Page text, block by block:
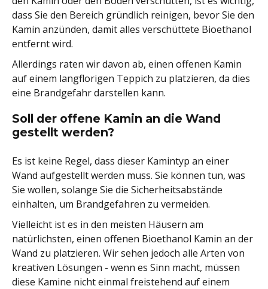
dass Sie den Bereich gründlich reinigen, bevor Sie den
Kamin anzünden, damit alles verschüttete Bioethanol
entfernt wird.
Allerdings raten wir davon ab, einen offenen Kamin
auf einem langflorigen Teppich zu platzieren, da dies
eine Brandgefahr darstellen kann.
Soll der offene Kamin an die Wand
gestellt werden?
Es ist keine Regel, dass dieser Kamintyp an einer
Wand aufgestellt werden muss. Sie können tun, was
Sie wollen, solange Sie die Sicherheitsabstände
einhalten, um Brandgefahren zu vermeiden.
Vielleicht ist es in den meisten Häusern am
natürlichsten, einen offenen Bioethanol Kamin an der
Wand zu platzieren. Wir sehen jedoch alle Arten von
kreativen Lösungen - wenn es Sinn macht, müssen
diese Kamine nicht einmal freistehend auf einem